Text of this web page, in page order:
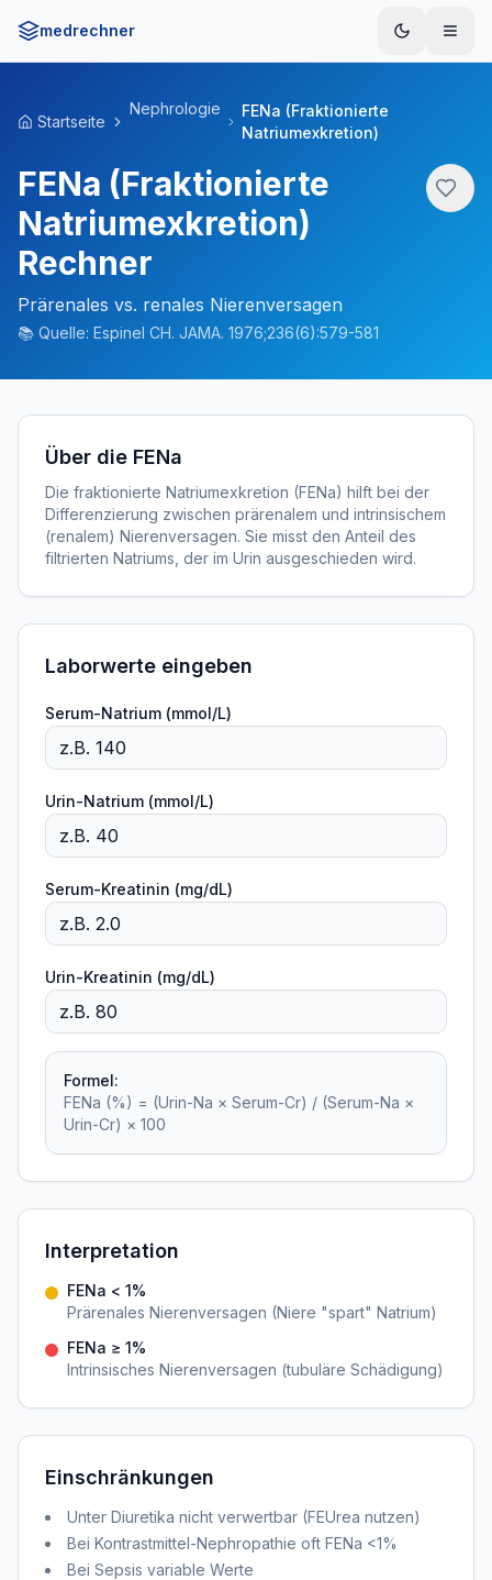
medrechner
Startseite
Nephrologie
FENa (Fraktionierte
Natriumexkretion)
FENa (Fraktionierte
Natriumexkretion)
Rechner
Prärenales vs. renales Nierenversagen
📚 Quelle: Espinel CH. JAMA. 1976;236(6):579-581
Über die FENa
Die fraktionierte Natriumexkretion (FENa) hilft bei der
Differenzierung zwischen prärenalem und intrinsischem
(renalem) Nierenversagen. Sie misst den Anteil des
filtrierten Natriums, der im Urin ausgeschieden wird.
Laborwerte eingeben
Serum-Natrium (mmol/L)
Urin-Natrium (mmol/L)
Serum-Kreatinin (mg/dL)
Urin-Kreatinin (mg/dL)
Formel:
FENa (%) = (Urin-Na × Serum-Cr) / (Serum-Na ×
Urin-Cr) × 100
Interpretation
FENa < 1%
Prärenales Nierenversagen (Niere "spart" Natrium)
FENa ≥ 1%
Intrinsisches Nierenversagen (tubuläre Schädigung)
Einschränkungen
Unter Diuretika nicht verwertbar (FEUrea nutzen)
Bei Kontrastmittel-Nephropathie oft FENa <1%
Bei Sepsis variable Werte